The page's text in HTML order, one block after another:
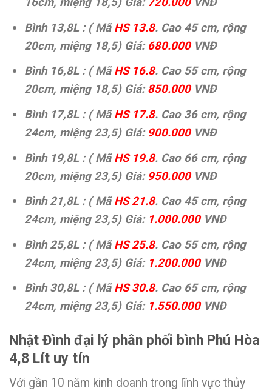
Bình 13,8L : ( MãHS 13.8. Cao 45 cm, rộng
20cm, miệng 18,5) Giá: 680.000VNĐ
Bình 16,8L : ( MãHS 16.8. Cao 55 cm, rộng
20cm, miệng 18,5) Giá:850.000VNĐ
Bình 17,8L : ( MãHS 17.8. Cao 36 cm, rộng
24cm, miệng 23,5) Giá: 900.000VNĐ
Bình 19,8L : ( MãHS 19.8. Cao 66 cm, rộng
20cm, miệng 23,5) Giá: 950.000VNĐ
Bình 21,8L : ( MãHS 21.8. Cao 45 cm, rộng
24cm, miệng 23,5) Giá: 1.000.000VNĐ
Bình 25,8L : ( MãHS 25.8. Cao 55 cm, rộng
24cm, miệng 23,5) Giá: 1.200.000VNĐ
Bình 30,8L : ( MãHS 30.8. Cao 65 cm, rộng
24cm, miệng 23,5) Giá: 1.550.000VNĐ
Nhật Đình đại lý phân phối bình Phú Hòa
4,8 Lít uy tín
Với gần 10 năm kinh doanh trong lĩnh vực thủy